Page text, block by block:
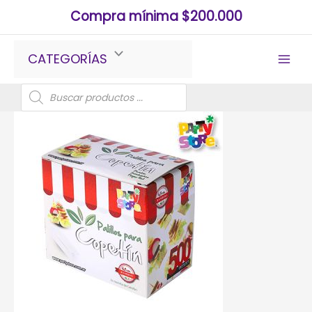
contenido
Compra mínima $200.000
CATEGORÍAS
Búsqueda
de
productos